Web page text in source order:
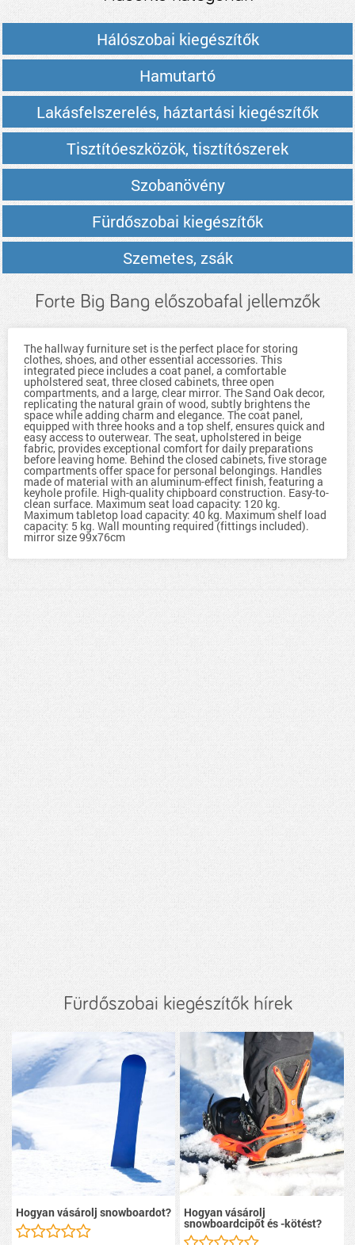
Hálószobai kiegészítők
Hamutartó
Lakásfelszerelés, háztartási kiegészítők
Tisztítóeszközök, tisztítószerek
Szobanövény
Fürdőszobai kiegészítők
Szemetes, zsák
Forte Big Bang előszobafal jellemzők
The hallway furniture set is the perfect place for storing
clothes, shoes, and other essential accessories. This
integrated piece includes a coat panel, a comfortable
upholstered seat, three closed cabinets, three open
compartments, and a large, clear mirror. The Sand Oak decor,
replicating the natural grain of wood, subtly brightens the
space while adding charm and elegance. The coat panel,
equipped with three hooks and a top shelf, ensures quick and
easy access to outerwear. The seat, upholstered in beige
fabric, provides exceptional comfort for daily preparations
before leaving home. Behind the closed cabinets, five storage
compartments offer space for personal belongings. Handles
made of material with an aluminum-effect finish, featuring a
keyhole profile. High-quality chipboard construction. Easy-to-
clean surface. Maximum seat load capacity: 120 kg.
Maximum tabletop load capacity: 40 kg. Maximum shelf load
capacity: 5 kg. Wall mounting required (fittings included).
mirror size 99x76cm
Fürdőszobai kiegészítők hírek
Hogyan vásárolj snowboardot? Hogyan vásárolj
snowboardcipőt és -kötést?